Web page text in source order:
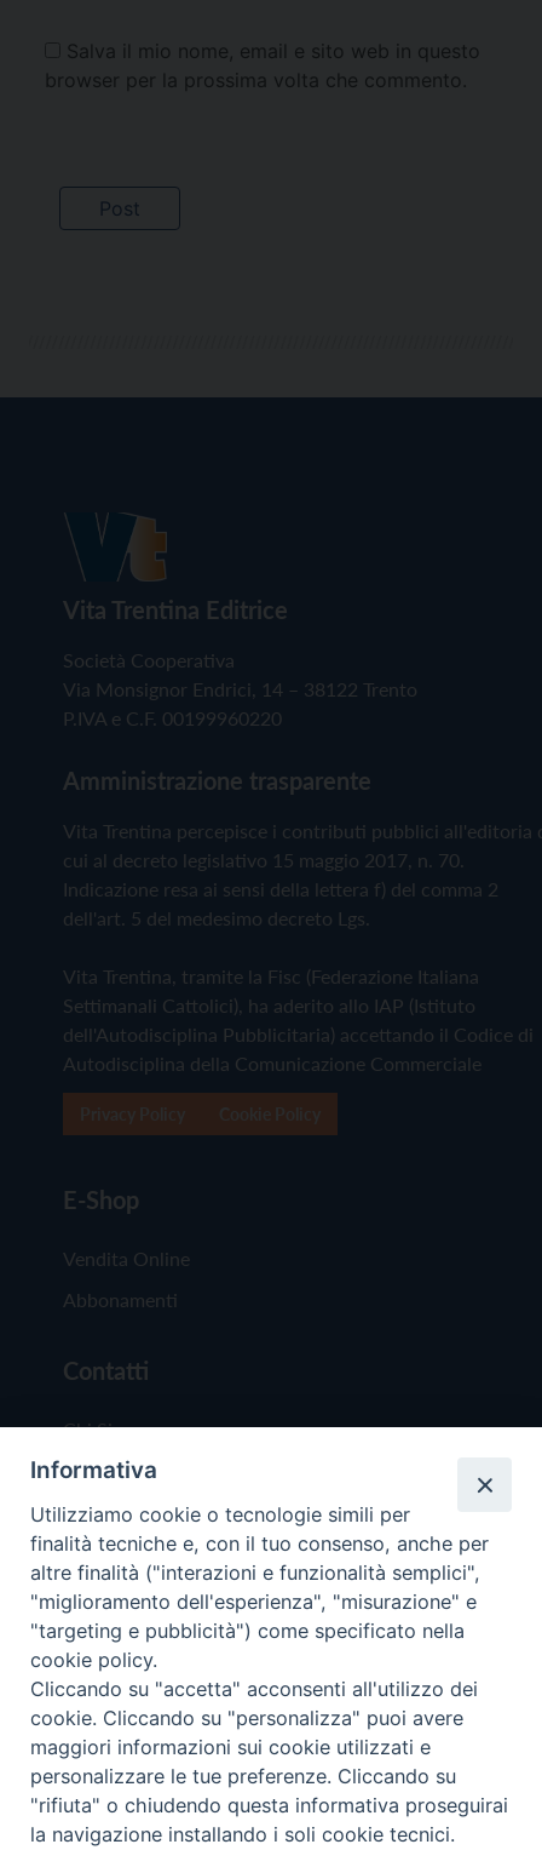
Salva il mio nome, email e sito web in questo
browser per la prossima volta che commento.
Vita Trentina Editrice
Società Cooperativa
Via Monsignor Endrici, 14 – 38122 Trento
P.IVA e C.F. 00199960220
Amministrazione trasparente
Vita Trentina percepisce i contributi pubblici all'editoria
cui al decreto legislativo 15 maggio 2017, n. 70.
Indicazione resa ai sensi della lettera f) del comma 2
dell'art. 5 del medesimo decreto Lgs.
Vita Trentina, tramite la Fisc (Federazione Italiana
Settimanali Cattolici), ha aderito allo IAP (Istituto
dell'Autodisciplina Pubblicitaria) accettando il Codice di
Autodisciplina della Comunicazione Commerciale
E-Shop
Vendita Online
Abbonamenti
Contatti
Chi Siamo
Redazione
Scrivici
Copyright © 2019 - Tutti i diritti riservati - Vita
Trentina Editrice
Privacy Policy
Torna
Informativa
Utilizziamo cookie o tecnologie simili per
finalità tecniche e, con il tuo consenso, anche per
altre finalità ("interazioni e funzionalità semplici",
"miglioramento dell'esperienza", "misurazione" e
"targeting e pubblicità") come specificato nella
cookie policy.
Cliccando su "accetta" acconsenti all'utilizzo dei
cookie. Cliccando su "personalizza" puoi avere
maggiori informazioni sui cookie utilizzati e
personalizzare le tue preferenze. Cliccando su
"rifiuta" o chiudendo questa informativa proseguirai
la navigazione installando i soli cookie tecnici.